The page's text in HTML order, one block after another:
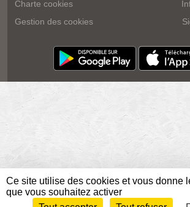
Charte cookies
Gestion des cookies
Ce site utilise des cookies et vous donne
que vous souhaitez activer